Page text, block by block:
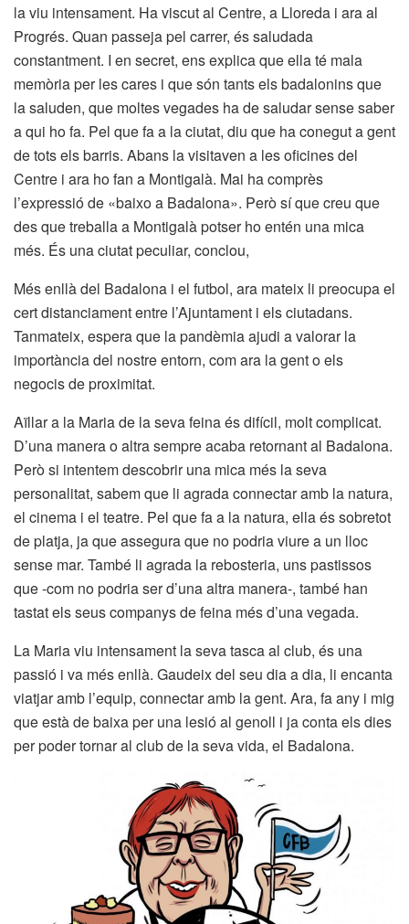
la viu intensament. Ha viscut al Centre, a Lloreda i ara al
Progrés. Quan passeja pel carrer, és saludada
constantment. I en secret, ens explica que ella té mala
memòria per les cares i que són tants els badalonins que
la saluden, que moltes vegades ha de saludar sense saber
a qui ho fa. Pel que fa a la ciutat, diu que ha conegut a gent
de tots els barris. Abans la visitaven a les oficines del
Centre i ara ho fan a Montigalà. Mai ha comprès
l’expressió de «baixo a Badalona». Però sí que creu que
des que treballa a Montigalà potser ho entén una mica
més. És una ciutat peculiar, conclou,
Més enllà del Badalona i el futbol, ara mateix li preocupa el
cert distanciament entre l’Ajuntament i els ciutadans.
Tanmateix, espera que la pandèmia ajudi a valorar la
importància del nostre entorn, com ara la gent o els
negocis de proximitat.
Aïllar a la Maria de la seva feina és difícil, molt complicat.
D’una manera o altra sempre acaba retornant al Badalona.
Però si intentem descobrir una mica més la seva
personalitat, sabem que li agrada connectar amb la natura,
el cinema i el teatre. Pel que fa a la natura, ella és sobretot
de platja, ja que assegura que no podria viure a un lloc
sense mar. També li agrada la rebosteria, uns pastissos
que -com no podria ser d’una altra manera-, també han
tastat els seus companys de feina més d’una vegada.
La Maria viu intensament la seva tasca al club, és una
passió i va més enllà. Gaudeix del seu dia a dia, li encanta
viatjar amb l’equip, connectar amb la gent. Ara, fa any i mig
que està de baixa per una lesió al genoll i ja conta els dies
per poder tornar al club de la seva vida, el Badalona.